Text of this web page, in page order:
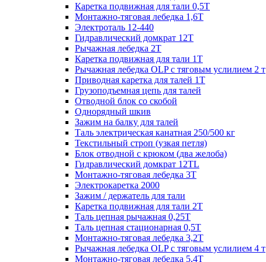
Каретка подвижная для тали 0,5Т
Монтажно-тяговая лебедка 1,6Т
Электроталь 12-440
Гидравлический домкрат 12Т
Рычажная лебедка 2Т
Каретка подвижная для тали 1Т
Рычажная лебедка OLP с тяговым услилием 2 т
Приводная каретка для талей 1Т
Грузоподъемная цепь для талей
Отводной блок со скобой
Однорядный шкив
Зажим на балку для талей
Таль электрическая канатная 250/500 кг
Текстильный строп (узкая петля)
Блок отводной с крюком (два желоба)
Гидравлический домкрат 12TL
Монтажно-тяговая лебедка 3Т
Электрокаретка 2000
Зажим / держатель для тали
Каретка подвижная для тали 2Т
Таль цепная рычажная 0,25Т
Таль цепная стационарная 0,5Т
Монтажно-тяговая лебедка 3,2Т
Рычажная лебедка OLP с тяговым услилием 4 т
Монтажно-тяговая лебедка 5,4Т